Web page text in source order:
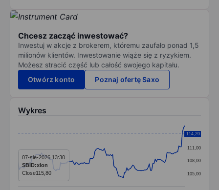
Chcesz zacząć inwestować?
Inwestuj w akcje z brokerem, któremu zaufało ponad 1,5
milionów klientów. Inwestowanie wiąże się z ryzykiem.
Możesz stracić część lub całość swojego kapitału.
Otwórz konto
Poznaj ofertę Saxo
Wykres
The chart has 1 X axis displaying categories.
The chart has 1 Y axis displaying values. Data ranges
105,00
108,00
111,00
114,00
114,20
07-sie-2026 13:30
SBID:xlon
Close115,80